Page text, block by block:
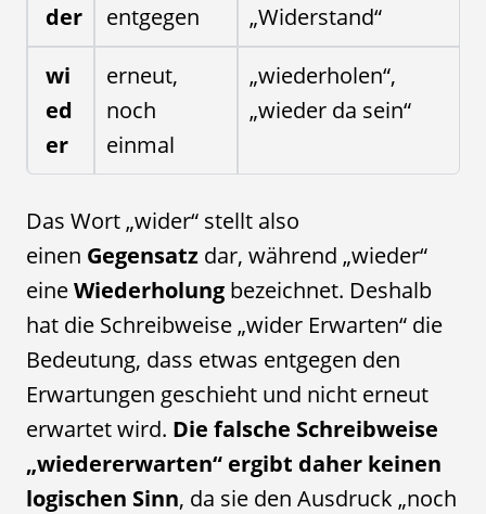
der
entgegen
„Widerstand“
wi
ed
er
erneut,
noch
einmal
„wiederholen“,
„wieder da sein“
Das Wort „wider“ stellt also
einen Gegensatz dar, während „wieder“
eineWiederholung bezeichnet. Deshalb
hat die Schreibweise „wider Erwarten“ die
Bedeutung, dass etwas entgegen den
Erwartungen geschieht und nicht erneut
erwartet wird. Die falsche Schreibweise
„wiedererwarten“ ergibt daher keinen
logischen Sinn, da sie den Ausdruck „noch